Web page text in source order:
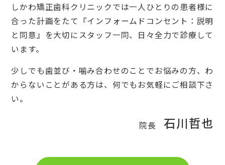
しかわ矯正歯科クリニックでは一人ひとりの患者様に
合った計画をたて『インフォームドコンセント：説明
と同意』を大切にスタッフ一同、日々全力で診療して
います。
少しでも歯並び・噛み合わせのことでお悩みの方、わ
からないことがある方は、何でもお気軽にご相談下さ
い。
院長 石川哲也